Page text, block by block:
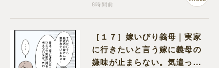
8時間前
［１７］嫁いびり義母｜実家
に行きたいと言う嫁に義母の
嫌味が止まらない。気遣って